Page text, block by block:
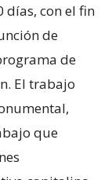
con el fin
de
de
El trabajo
que